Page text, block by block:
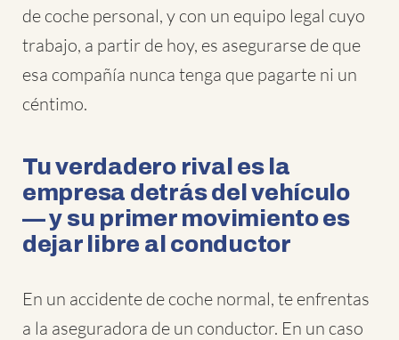
de coche personal, y con un equipo legal cuyo
trabajo, a partir de hoy, es asegurarse de que
esa compañía nunca tenga que pagarte ni un
céntimo.
Tu verdadero rival es la
empresa detrás del vehículo
— y su primer movimiento es
dejar libre al conductor
En un accidente de coche normal, te enfrentas
a la aseguradora de un conductor. En un caso